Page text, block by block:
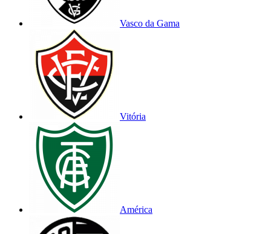
Vasco da Gama
Vitória
América